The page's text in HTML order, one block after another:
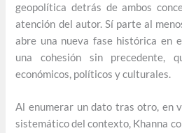
geopolítica detrás de ambos
atención del autor. Sí parte al
abre una nueva fase histórica en
una cohesión sin precedente,
económicos, políticos y culturales.
Al enumerar un dato tras otro, en
sistemático del contexto, Khanna